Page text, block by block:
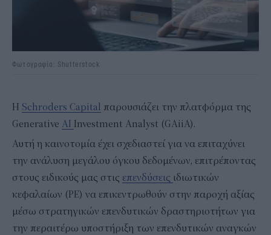
Φωτογραφία: Shutterstock
Η Schroders Capital παρουσιάζει την πλατφόρμα της
Generative AI Investment Analyst (GAiiA).
Αυτή η καινοτομία έχει σχεδιαστεί για να επιταχύνει
την ανάλυση μεγάλου όγκου δεδομένων, επιτρέποντας
στους ειδικούς μας στις επενδύσεις ιδιωτικών
κεφαλαίων (PE) να επικεντρωθούν στην παροχή αξίας
μέσω στρατηγικών επενδυτικών δραστηριοτήτων για
την περαιτέρω υποστήριξη των επενδυτικών αναγκών